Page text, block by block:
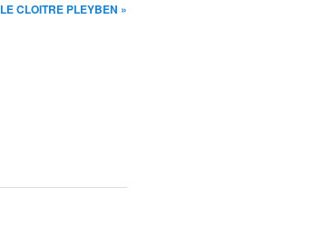
LE CLOITRE PLEYBEN »